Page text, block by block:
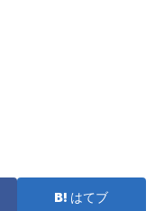
はてブ